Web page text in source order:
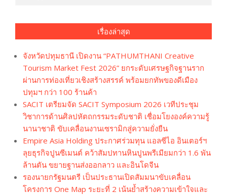
เรื่องล่าสุด
จังหวัดปทุมธานี เปิดงาน “PATHUMTHANI Creative
Tourism Market Fest 2026” ยกระดับเศรษฐกิจฐานราก
ผ่านการท่องเที่ยวเชิงสร้างสรรค์ พร้อมยกทัพของดีเมือง
ปทุมฯ กว่า 100 ร้านค้า
SACIT เตรียมจัด SACIT Symposium 2026 เวทีประชุม
วิชาการด้านศิลปหัตถกรรมระดับชาติ เชื่อมโยงองค์ความรู้
นานาชาติ ขับเคลื่อนงานเซรามิกสู่ความยั่งยืน
Empire Asia Holding ประกาศร่วมทุน แอลซีไอ อินเตอร์ฯ
ลุยธุรกิจปูนซีเมนต์ คว้าสัมปทานหินปูนพรีเมียมกว่า 1.6 พัน
ล้านตัน ขยายฐานส่งออกลาว และอินโดจีน
รองนายกรัฐมนตรี เป็นประธานเปิดสัมมนาขับเคลื่อน
โครงการ One Map ระยะที่ 2 เน้นย้ำสร้างความเข้าใจและ